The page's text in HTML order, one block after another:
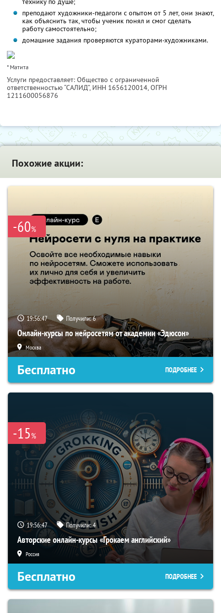
преподают художники-педагоги с опытом от 5 лет, они знают,
как объяснить так, чтобы ученик понял и смог сделать
работу самостоятельно;
домашние задания проверяются кураторами-художниками.
* Матита
Услуги предоставляет: Общество с ограниченной
ответственностью “САЛИД”, ИНН 1656120014, ОГРН
1211600056876
Похожие акции:
-60%
19:56:46 Получили:6
Онлайн-курсы по нейросетям от академии «Эдюсон»
Москва
Бесплатно ПОДРОБНЕЕ
-15%
19:56:46 Получили:4
Авторские онлайн-курсы «Грокаем английский»
Россия
Бесплатно ПОДРОБНЕЕ